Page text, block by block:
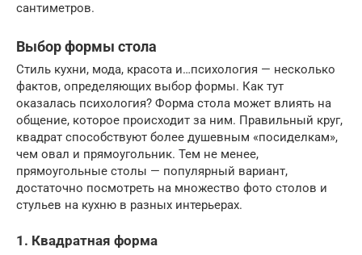
сантиметров.
Выбор формы стола
Стиль кухни, мода, красота и…психология — несколько
фактов, определяющих выбор формы. Как тут
оказалась психология? Форма стола может влиять на
общение, которое происходит за ним. Правильный круг,
квадрат способствуют более душевным «посиделкам»,
чем овал и прямоугольник. Тем не менее,
прямоугольные столы — популярный вариант,
достаточно посмотреть на множество фото столов и
стульев на кухню в разных интерьерах.
1. Квадратная форма